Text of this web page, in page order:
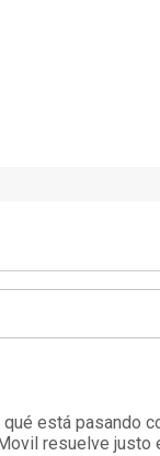
qué está pasando
resuelve justo